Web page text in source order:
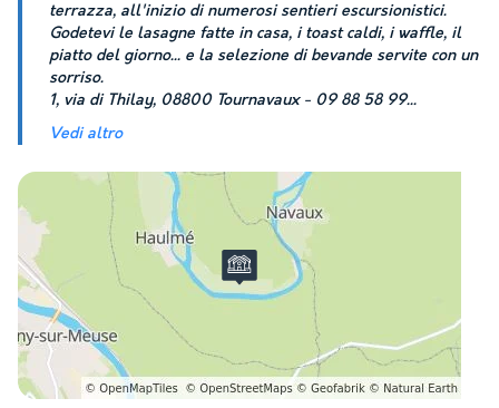
terrazza, all'inizio di numerosi sentieri escursionistici.
Godetevi le lasagne fatte in casa, i toast caldi, i waffle, il
piatto del giorno... e la selezione di bevande servite con un
sorriso.
1, via di Thilay, 08800 Tournavaux - 09 88 58 99...
Vedi altro